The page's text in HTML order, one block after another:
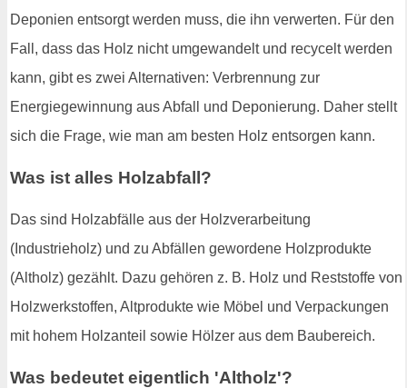
Deponien entsorgt werden muss, die ihn verwerten. Für den
Fall, dass das Holz nicht umgewandelt und recycelt werden
kann, gibt es zwei Alternativen: Verbrennung zur
Energiegewinnung aus Abfall und Deponierung. Daher stellt
sich die Frage, wie man am besten Holz entsorgen kann.
Was ist alles Holzabfall?
Das sind Holzabfälle aus der Holzverarbeitung
(Industrieholz) und zu Abfällen gewordene Holzprodukte
(Altholz) gezählt. Dazu gehören z. B. Holz und Reststoffe von
Holzwerkstoffen, Altprodukte wie Möbel und Verpackungen
mit hohem Holzanteil sowie Hölzer aus dem Baubereich.
Was bedeutet eigentlich 'Altholz'?